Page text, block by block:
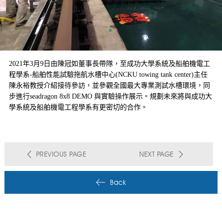
2021年3月9日由陳冠如董事長帶隊，至成功大學系統及船舶機電工
程學系-船舶性能試驗拖航水槽中心(NCKU towing tankcenter)主任
陳永裕教授介紹接待參訪，並參觀全國最大專業測試水槽環境，同
步進行seadragon 8x8 DEMO 與實驗操作展示。規劃未來將與成功大
學系統及船舶機電工程學系有更密切的合作。
PREVIOUS PAGE NEXT PAGE
Back